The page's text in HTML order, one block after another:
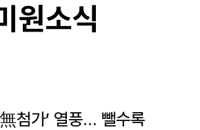
원소식
첨가’ 열풍… 뺄수록